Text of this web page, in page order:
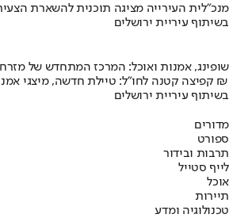
מנכ"לית העירייה מציגה תוכנית להשארת
בשיתוף עיריית ירושלים
שופינג, אמנות ואוכל: המרכז המתחדש של
קפיצה קטנה לחו"ל: טיילת חדשה, מיצגי אמנות, וכיכרות משופצות בהשקעה של 100 מיליון ₪
בשיתוף עיריית ירושלים
מדורים
ספורט
תרבות ובידור
לייף סטייל
אוכל
תיירות
טכנולוגיה ומדע